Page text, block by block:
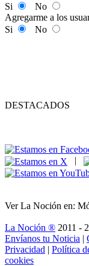
Si
No
Agregarme a los
Si
No
DESTACADOS
|
Ver La Noción en:
La Noción ® 2011 -
Envíanos tu Noticia |
Privacidad | Política
cookies